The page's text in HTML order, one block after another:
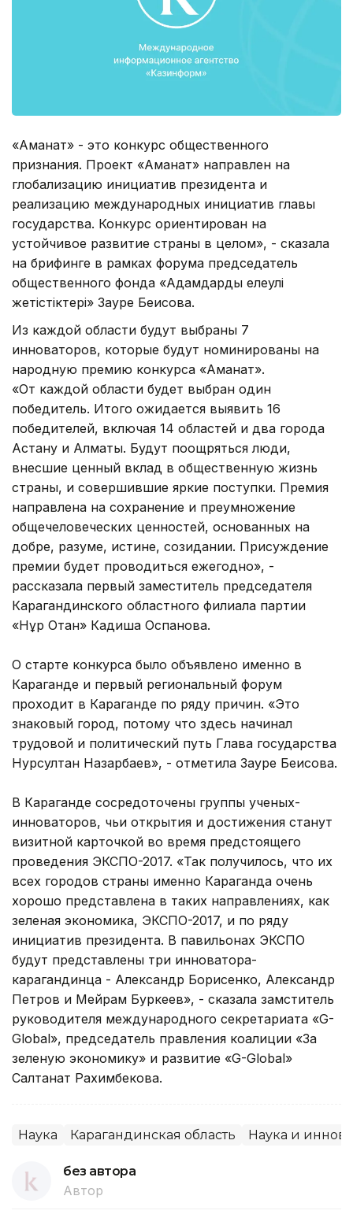
«Аманат» - это конкурс общественного
признания. Проект «Аманат» направлен на
глобализацию инициатив президента и
реализацию международных инициатив главы
государства. Конкурс ориентирован на
устойчивое развитие страны в целом», - сказала
на брифинге в рамках форума председатель
общественного фонда «Адамдардың елеулі
жетістіктері» Зауре Беисова.
Из каждой области будут выбраны 7
инноваторов, которые будут номинированы на
народную премию конкурса «Аманат».
«От каждой области будет выбран один
победитель. Итого ожидается выявить 16
победителей, включая 14 областей и два города
Астану и Алматы. Будут поощряться люди,
внесшие ценный вклад в общественную жизнь
страны, и совершившие яркие поступки. Премия
направлена на сохранение и преумножение
общечеловеческих ценностей, основанных на
добре, разуме, истине, созидании. Присуждение
премии будет проводиться ежегодно», -
рассказала первый заместитель председателя
Карагандинского областного филиала партии
«Нұр Отан» Кадиша Оспанова.
О старте конкурса было объявлено именно в
Караганде и первый региональный форум
проходит в Караганде по ряду причин. «Это
знаковый город, потому что здесь начинал
трудовой и политический путь Глава государства
Нурсултан Назарбаев», - отметила Зауре Беисова.
В Караганде сосредоточены группы ученых-
инноваторов, чьи открытия и достижения станут
визитной карточкой во время предстоящего
проведения ЭКСПО-2017. «Так получилось, что их
всех городов страны именно Караганда очень
хорошо представлена в таких направлениях, как
зеленая экономика, ЭКСПО-2017, и по ряду
инициатив президента. В павильонах ЭКСПО
будут представлены три инноватора-
карагандинца - Александр Борисенко, Александр
Петров и Мейрам Буркеев», - сказала замститель
руководителя международного секретариата «G-
Global», председатель правления коалиции «За
зеленую экономику» и развитие «G-Global»
Салтанат Рахимбекова.
Наука Карагандинская область Наука и
без автора
Автор